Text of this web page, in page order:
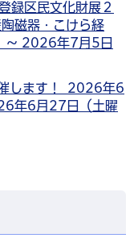
録区民文化財展２
磁器・こけら経
～ 2026年7月5日
します！ 2026年6
年6月27日（土曜